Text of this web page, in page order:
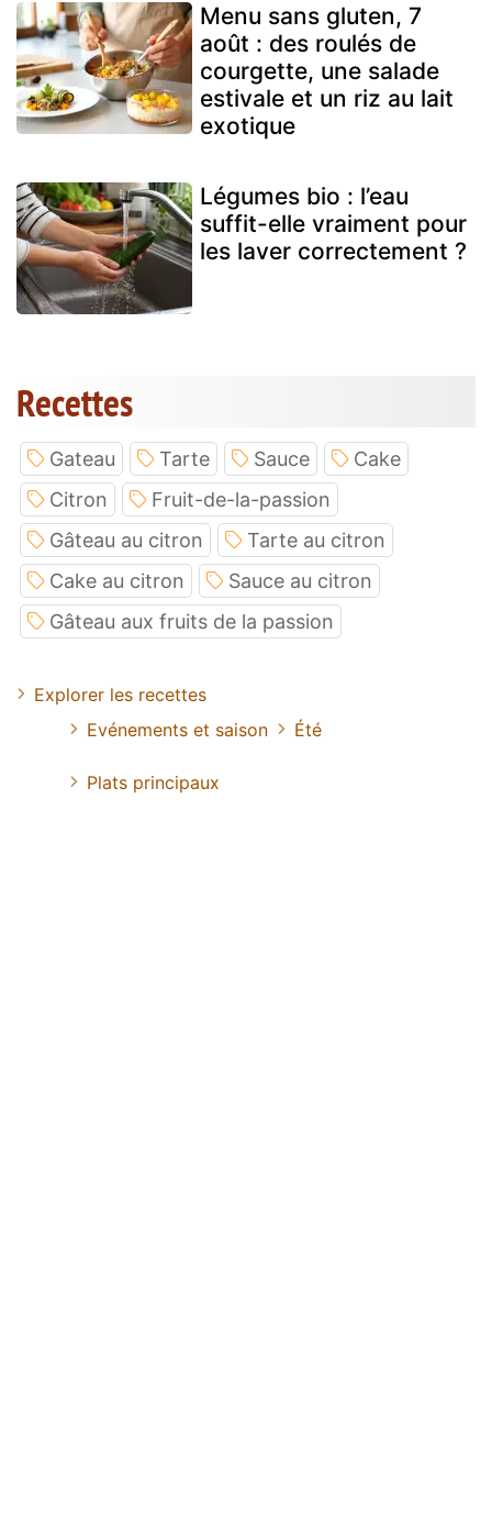
Menu sans gluten, 7
août : des roulés de
courgette, une salade
estivale et un riz au lait
exotique
Légumes bio : l’eau
suffit-elle vraiment pour
les laver correctement ?
Recettes
Gateau Tarte Sauce
Cake
Citron
Fruit-de-la-passion
Gâteau au citron
Tarte au citron
Cake au citron
Sauce au citron
Gâteau aux fruits de la passion
Explorer les recettes
Evénements et saison
Été
Plats principaux